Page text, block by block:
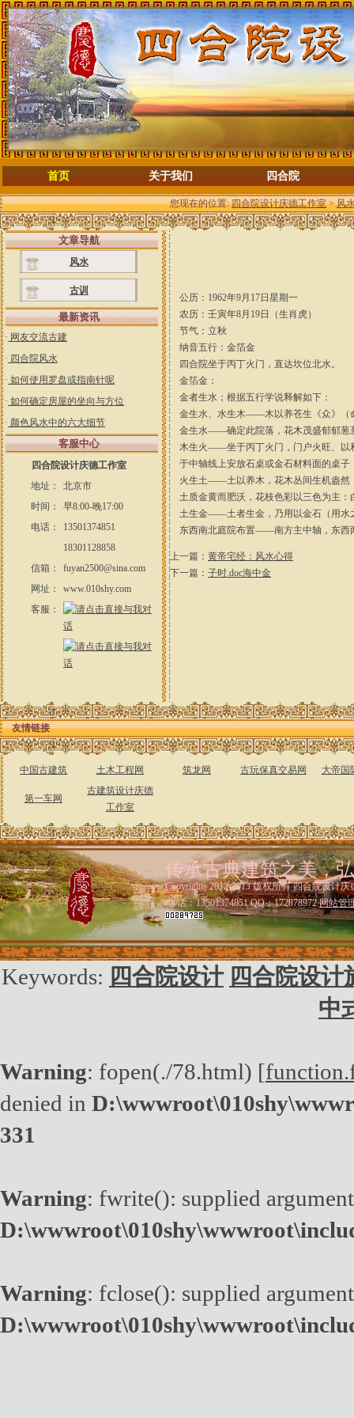
首页 关于我们 四合院
您现在的位置:四合院设计庆德工作室>风
文章导航
风水
古训
最新资讯
· 网友交流古建
· 四合院风水
· 如何使用罗盘或指南针呢
· 如何确定房屋的坐向与方位
· 颜色风水中的六大细节
客服中心
四合院设计庆德工作室
地址：
北京市
时间：
早8:00-晚17:00
电话：
13501374851
18301128858
信箱：
fuyan2500@sina.com
网址：
www.010shy.com
客服：
公历：1962年9月17日星期一
农历：壬寅年8月19日（生肖虎）
节气：立秋
纳音五行：金箔金
四合院坐于丙丁火门，直达坎位北水。
金箔金：
金者生水；根据五行学说释解如下：
金生水、水生木——木以养苍生《众》（
金生水――确定此院落，花木茂盛郁郁葱
木生火——坐于丙丁火门，门户火旺、以
于中轴线上安放石桌或金石材料面的桌子
火生土——土以养木，花木丛间生机盎然
土质金黄而肥沃，花枝色彩以三色为主：
土生金——土者生金，乃用以金石（用水
东西南北庭院布置——南方主中轴，东西
上一篇： 黄帝宅经：风水心得
下一篇： 子时.doc海中金
友情链接
中国古建筑 土木工程网 筑龙网 古玩保真交易网 大帝国
第一车网
古建筑设计庆德
工作室
传承古典建筑之美，
Copyrights 2012-2013 版权所有 四合院设计
电 话：13501374851 QQ：172878972网站管
Keywords: 四合院设计 四合院设计
中
Warning: fopen(./78.html) [
denied in
331
Warning: fwrite(): supplied
Warning: fclose(): supplied